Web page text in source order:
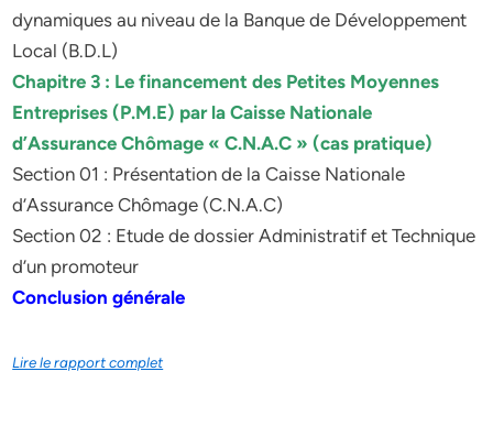
dynamiques au niveau de la Banque de Développement
Local (B.D.L)
Chapitre 3 : Le financement des Petites Moyennes
Entreprises (P.M.E) par la Caisse Nationale
d’Assurance Chômage « C.N.A.C » (cas pratique)
Section 01 : Présentation de la Caisse Nationale
d’Assurance Chômage (C.N.A.C)
Section 02 : Etude de dossier Administratif et Technique
d’un promoteur
Conclusion générale
Lire le rapport complet